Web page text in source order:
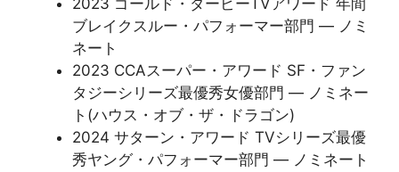
ブレイクスルー・パフォーマー部門 — ノミ
ネート
2023 CCAスーパー・アワード SF・ファン
タジーシリーズ最優秀女優部門 — ノミネー
ト(ハウス・オブ・ザ・ドラゴン)
2024 サターン・アワード TVシリーズ最優
秀ヤング・パフォーマー部門 — ノミネート